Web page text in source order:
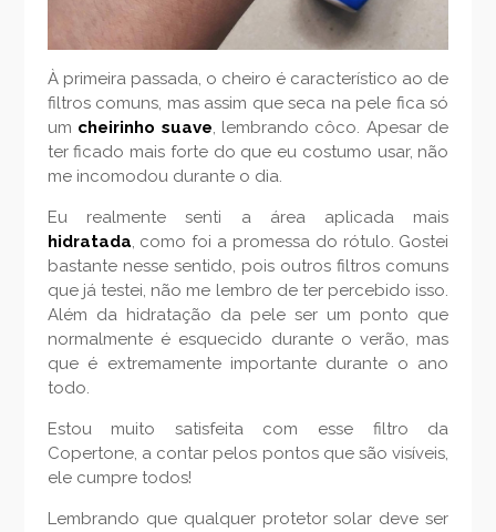
À primeira passada, o cheiro é característico ao de
filtros comuns, mas assim que seca na pele fica só
um cheirinho suave, lembrando côco. Apesar de
ter ficado mais forte do que eu costumo usar, não
me incomodou durante o dia.
Eu realmente senti a área aplicada mais
hidratada, como foi a promessa do rótulo. Gostei
bastante nesse sentido, pois outros filtros comuns
que já testei, não me lembro de ter percebido isso.
Além da hidratação da pele ser um ponto que
normalmente é esquecido durante o verão, mas
que é extremamente importante durante o ano
todo.
Estou muito satisfeita com esse filtro da
Copertone, a contar pelos pontos que são visíveis,
ele cumpre todos!
Lembrando que qualquer protetor solar deve ser